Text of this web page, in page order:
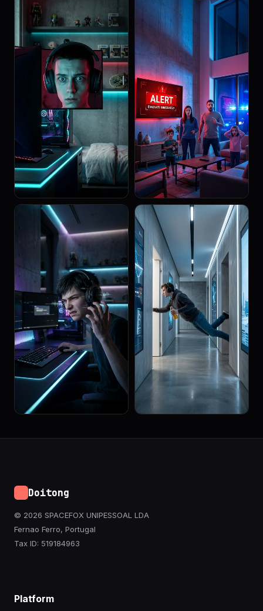
Doitong
© 2026 SPACEFOX UNIPESSOAL LDA
Fernao Ferro, Portugal
Tax ID: 519184963
Platform